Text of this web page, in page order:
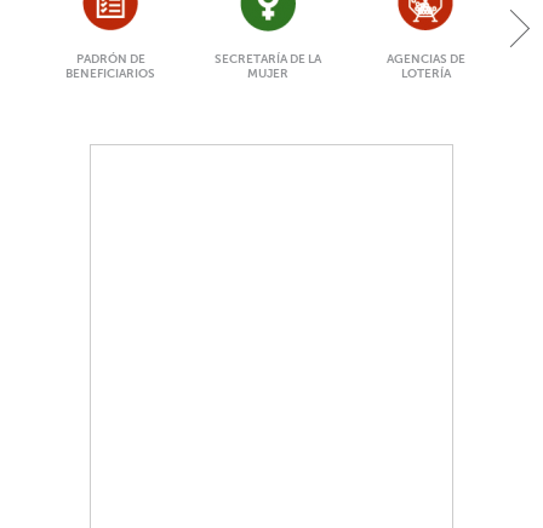
PADRÓN DE
BENEFICIARIOS
SECRETARÍA DE LA
MUJER
AGENCIAS DE
LOTERÍA